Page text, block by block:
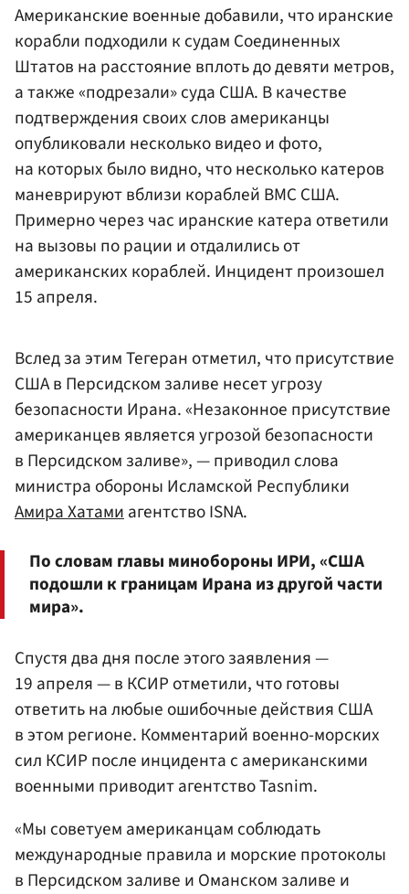
Американские военные добавили, что иранские
корабли подходили к судам Соединенных
Штатов на расстояние вплоть до девяти метров,
а также «подрезали» суда США. В качестве
подтверждения своих слов американцы
опубликовали несколько видео и фото,
на которых было видно, что несколько катеров
маневрируют вблизи кораблей ВМС США.
Примерно через час иранские катера ответили
на вызовы по рации и отдалились от
американских кораблей. Инцидент произошел
15 апреля.
Вслед за этим Тегеран отметил, что присутствие
США в Персидском заливе несет угрозу
безопасности Ирана. «Незаконное присутствие
американцев является угрозой безопасности
в Персидском заливе», — приводил слова
министра обороны Исламской Республики
Амира Хатамиагентство ISNA.
По словам главы минобороны ИРИ, «США
подошли к границам Ирана из другой части
мира».
Спустя два дня после этого заявления —
19 апреля — в КСИР отметили, что готовы
ответить на любые ошибочные действия США
в этом регионе. Комментарий военно-морских
сил КСИР после инцидента с американскими
военными приводит агентство Tasnim.
«Мы советуем американцам соблюдать
международные правила и морские протоколы
в Персидском заливе и Оманском заливе и